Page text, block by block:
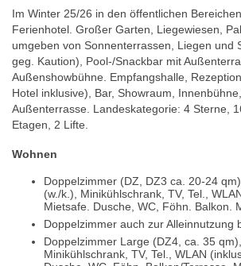
Im Winter 25/26 in den öffentlichen
Ferienhotel. Großer Garten, Liegewiesen,
umgeben von Sonnenterrassen, Liegen und
geg. Kaution), Pool-/Snackbar mit
Außenshowbühne. Empfangshalle,
Hotel inklusive), Bar, Showraum,
Außenterrasse. Landeskategorie: 4 Sterne,
Etagen, 2 Lifte.
Wohnen
Doppelzimmer (DZ, DZ3 ca. 20-24
(w./k.), Minikühlschrank, TV, Tel.,
Mietsafe. Dusche, WC, Föhn. Balkon.
Doppelzimmer auch zur Alleinnutzung
Doppelzimmer Large (DZ4, ca. 35
Minikühlschrank, TV, Tel., WLAN